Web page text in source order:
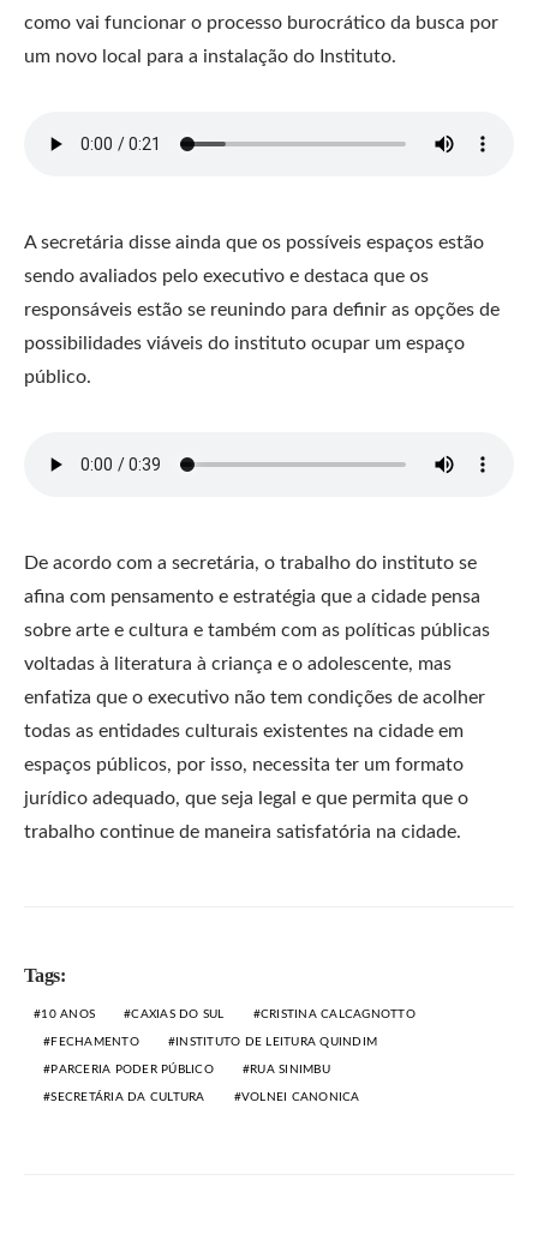
como vai funcionar o processo burocrático da busca por
um novo local para a instalação do Instituto.
A secretária disse ainda que os possíveis espaços estão
sendo avaliados pelo executivo e destaca que os
responsáveis estão se reunindo para definir as opções de
possibilidades viáveis do instituto ocupar um espaço
público.
De acordo com a secretária, o trabalho do instituto se
afina com pensamento e estratégia que a cidade pensa
sobre arte e cultura e também com as políticas públicas
voltadas à literatura à criança e o adolescente, mas
enfatiza que o executivo não tem condições de acolher
todas as entidades culturais existentes na cidade em
espaços públicos, por isso, necessita ter um formato
jurídico adequado, que seja legal e que permita que o
trabalho continue de maneira satisfatória na cidade.
Tags:
10 ANOS CAXIAS DO SUL CRISTINA CALCAGNOTTO
FECHAMENTO INSTITUTO DE LEITURA QUINDIM
PARCERIA PODER PÚBLICO RUA SINIMBU
SECRETÁRIA DA CULTURA VOLNEI CANONICA